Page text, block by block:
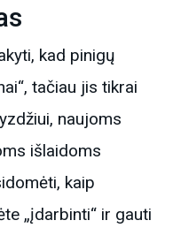
kad pinigų
tačiau jis tikrai
naujoms
išlaidoms
kaip
„įdarbinti“ ir gauti